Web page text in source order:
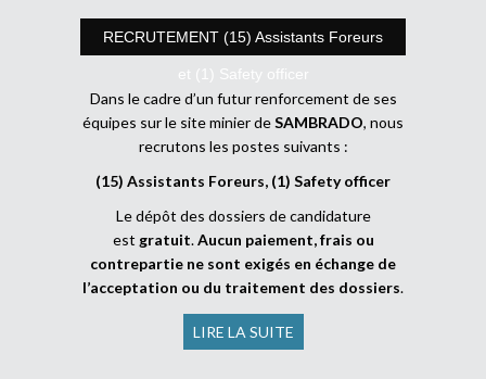
RECRUTEMENT (15) Assistants Foreurs
et (1) Safety officer
Dans le cadre d’un futur renforcement de ses
équipes sur le site minier deSAMBRADO, nous
recrutons les postes suivants :
(15) Assistants Foreurs, (1) Safety officer
Le dépôt des dossiers de candidature
est gratuit.Aucun paiement, frais ou
contrepartie ne sont exigés en échange de
l’acceptation ou du traitement des dossiers.
LIRE LA SUITE